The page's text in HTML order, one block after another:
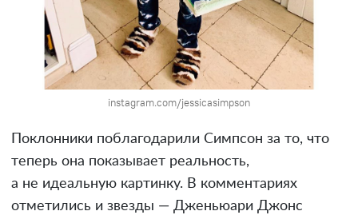
instagram.com/jessicasimpson
Поклонники поблагодарили Симпсон за то, что
теперь она показывает реальность,
а не идеальную картинку. В комментариях
отметились и звезды — Дженьюари Джонс